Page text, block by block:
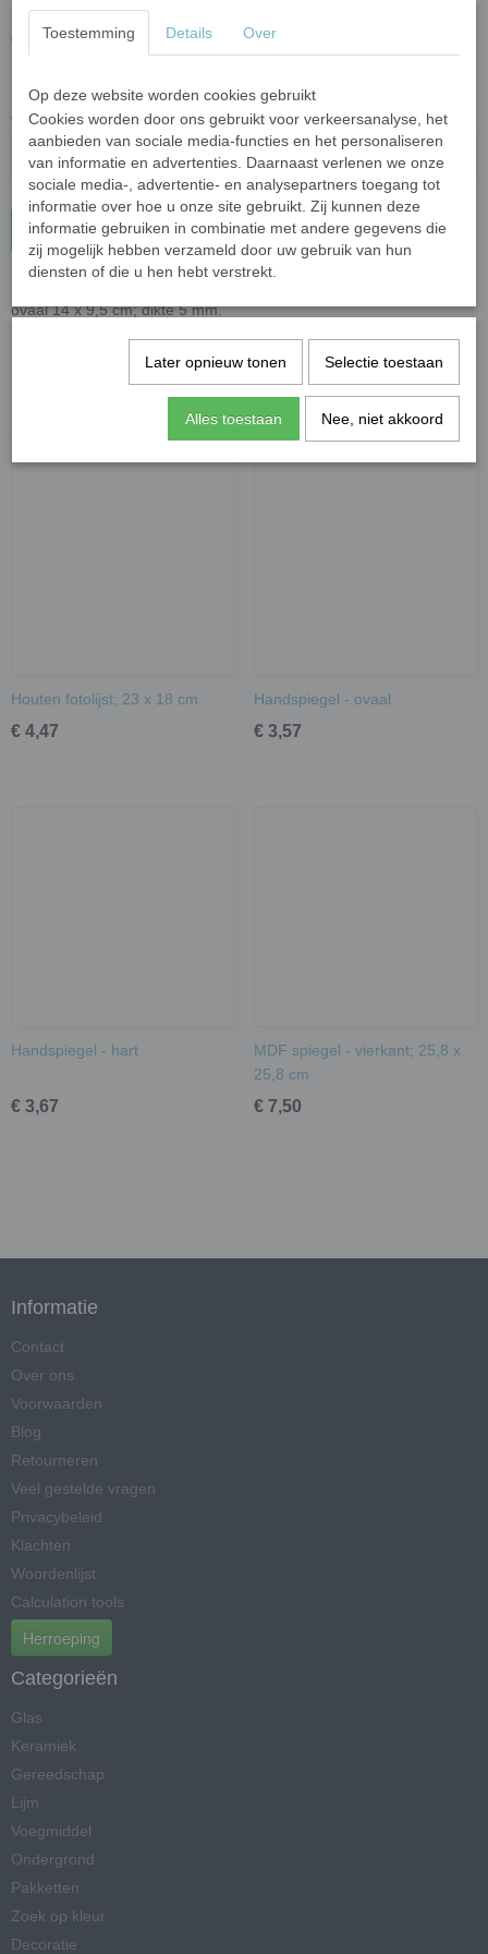
€ 4,27 (inclusief btw 21%)
Aantal
In winkelwagen
ovaal 14 x 9,5 cm; dikte 5 mm.
0,30 Kg
Houten fotolijst; 23 x 18 cm
€ 4,47
Handspiegel - ovaal
€ 3,57
Handspiegel - hart
€ 3,67
MDF spiegel - vierkant; 25,8 x
25,8 cm
€ 7,50
Informatie
Contact
Over ons
Voorwaarden
Blog
Retourneren
Veel gestelde vragen
Privacybeleid
Klachten
Woordenlijst
Calculation tools
Herroeping
Categorieën
Glas
Keramiek
Gereedschap
Lijm
Voegmiddel
Ondergrond
Pakketten
Zoek op kleur
Decoratie
Toestemming Details Over
Op deze website worden cookies gebruikt
Cookies worden door ons gebruikt voor verkeersanalyse, het
aanbieden van sociale media-functies en het personaliseren
van informatie en advertenties. Daarnaast verlenen we onze
sociale media-, advertentie- en analysepartners toegang tot
informatie over hoe u onze site gebruikt. Zij kunnen deze
informatie gebruiken in combinatie met andere gegevens die
zij mogelijk hebben verzameld door uw gebruik van hun
diensten of die u hen hebt verstrekt.
Later opnieuw tonen Selectie toestaan
Alles toestaan Nee, niet akkoord